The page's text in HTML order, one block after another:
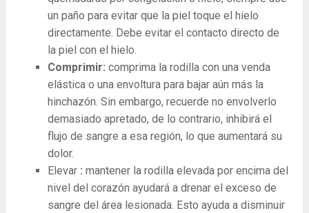
un paño para evitar que la piel toque el hielo
directamente. Debe evitar el contacto directo de
la piel con el hielo.
Comprimir: comprima la rodilla con una venda
elástica o una envoltura para bajar aún más la
hinchazón. Sin embargo, recuerde no envolverlo
demasiado apretado, de lo contrario, inhibirá el
flujo de sangre a esa región, lo que aumentará su
dolor.
Elevar : mantener la rodilla elevada por encima del
nivel del corazón ayudará a drenar el exceso de
sangre del área lesionada. Esto ayuda a disminuir